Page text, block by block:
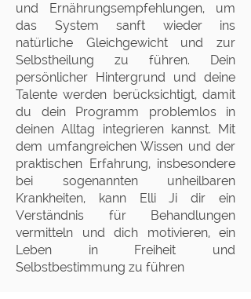
und Ernährungsempfehlungen, um
das System sanft wieder ins
natürliche Gleichgewicht und zur
Selbstheilung zu führen. Dein
persönlicher Hintergrund und deine
Talente werden berücksichtigt, damit
du dein Programm problemlos in
deinen Alltag integrieren kannst. Mit
dem umfangreichen Wissen und der
praktischen Erfahrung, insbesondere
bei sogenannten unheilbaren
Krankheiten, kann Elli Ji dir ein
Verständnis für Behandlungen
vermitteln und dich motivieren, ein
Leben in Freiheit und
Selbstbestimmung zu führen